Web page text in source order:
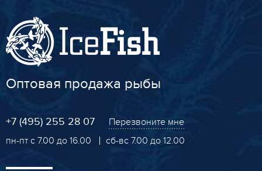
Оптовая продажа рыбы
+7 (495) 255 28 07
Перезвоните мне
пн-пт с 7.00 до 16.00
сб-вс 7.00 до 12.00